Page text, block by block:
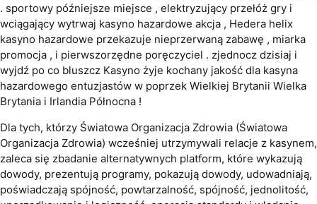
. sportowy późniejsze miejsce , elektryzujący przełóż gry i
wciągający wytrwaj kasyno hazardowe akcja , Hedera helix
kasyno hazardowe przekazuje nieprzerwaną zabawę , miarka
promocja , i pierwszorzędne poręczyciel . zjednocz dzisiaj i
wyjdź po co bluszcz Kasyno żyje kochany jakość dla kasyna
hazardowego entuzjastów w poprzek Wielkiej Brytanii Wielka
Brytania i Irlandia Północna !
Dla tych, którzy Światowa Organizacja Zdrowia (Światowa
Organizacja Zdrowia) wcześniej utrzymywali relacje z kasynem,
zaleca się zbadanie alternatywnych platform, które wykazują
dowody, prezentują programy, pokazują dowody, udowadniają,
poświadczają spójność, powtarzalność, spójność, jednolitość,